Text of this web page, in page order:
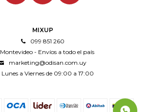
MIXUP
099 851 260
Montevideo - Envíos a todo el país
marketing@odisan.com.uy
Lunes a Viernes de 09:00 a 17:00